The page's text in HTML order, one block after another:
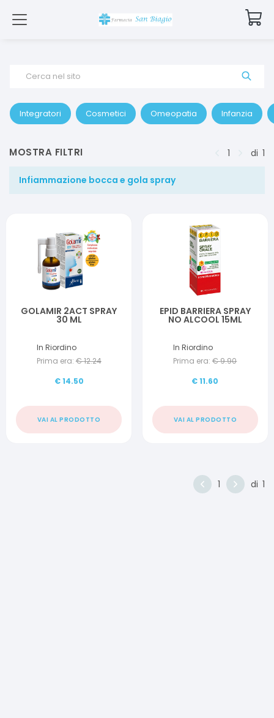
Cerca nel sito
Integratori Cosmetici Omeopatia Infanzia
MOSTRA FILTRI 1 di 1
Infiammazione bocca e gola spray
GOLAMIR 2ACT SPRAY
30 ML
In Riordino
Prima era: €12.24
€14.50
VAI AL PRODOTTO
EPID BARRIERA SPRAY
NO ALCOOL 15ML
In Riordino
Prima era: €9.90
€11.60
VAI AL PRODOTTO
1 di 1